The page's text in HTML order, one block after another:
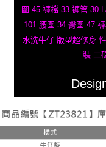
圍 45 褲檔 33 褲管 30
101 腰圍 34 臀圍 47
水洗牛仔 版型超修身
裝 二